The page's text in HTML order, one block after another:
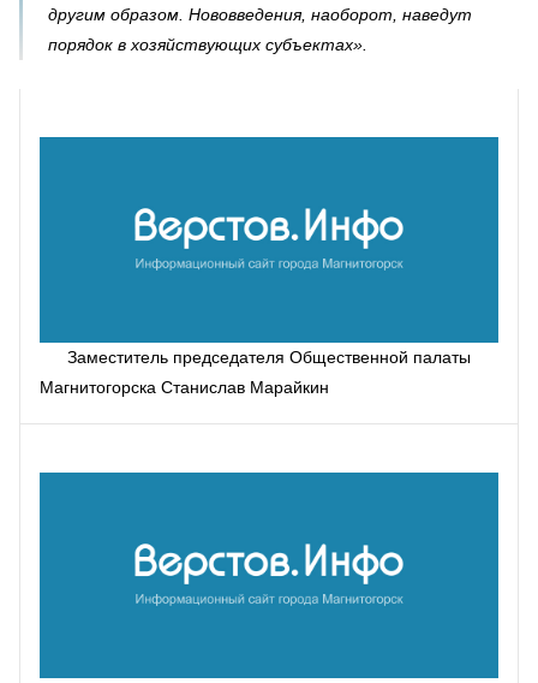
другим образом. Нововведения, наоборот, наведут
порядок в хозяйствующих субъектах».
Заместитель председателя Общественной палаты
Магнитогорска Станислав Марайкин